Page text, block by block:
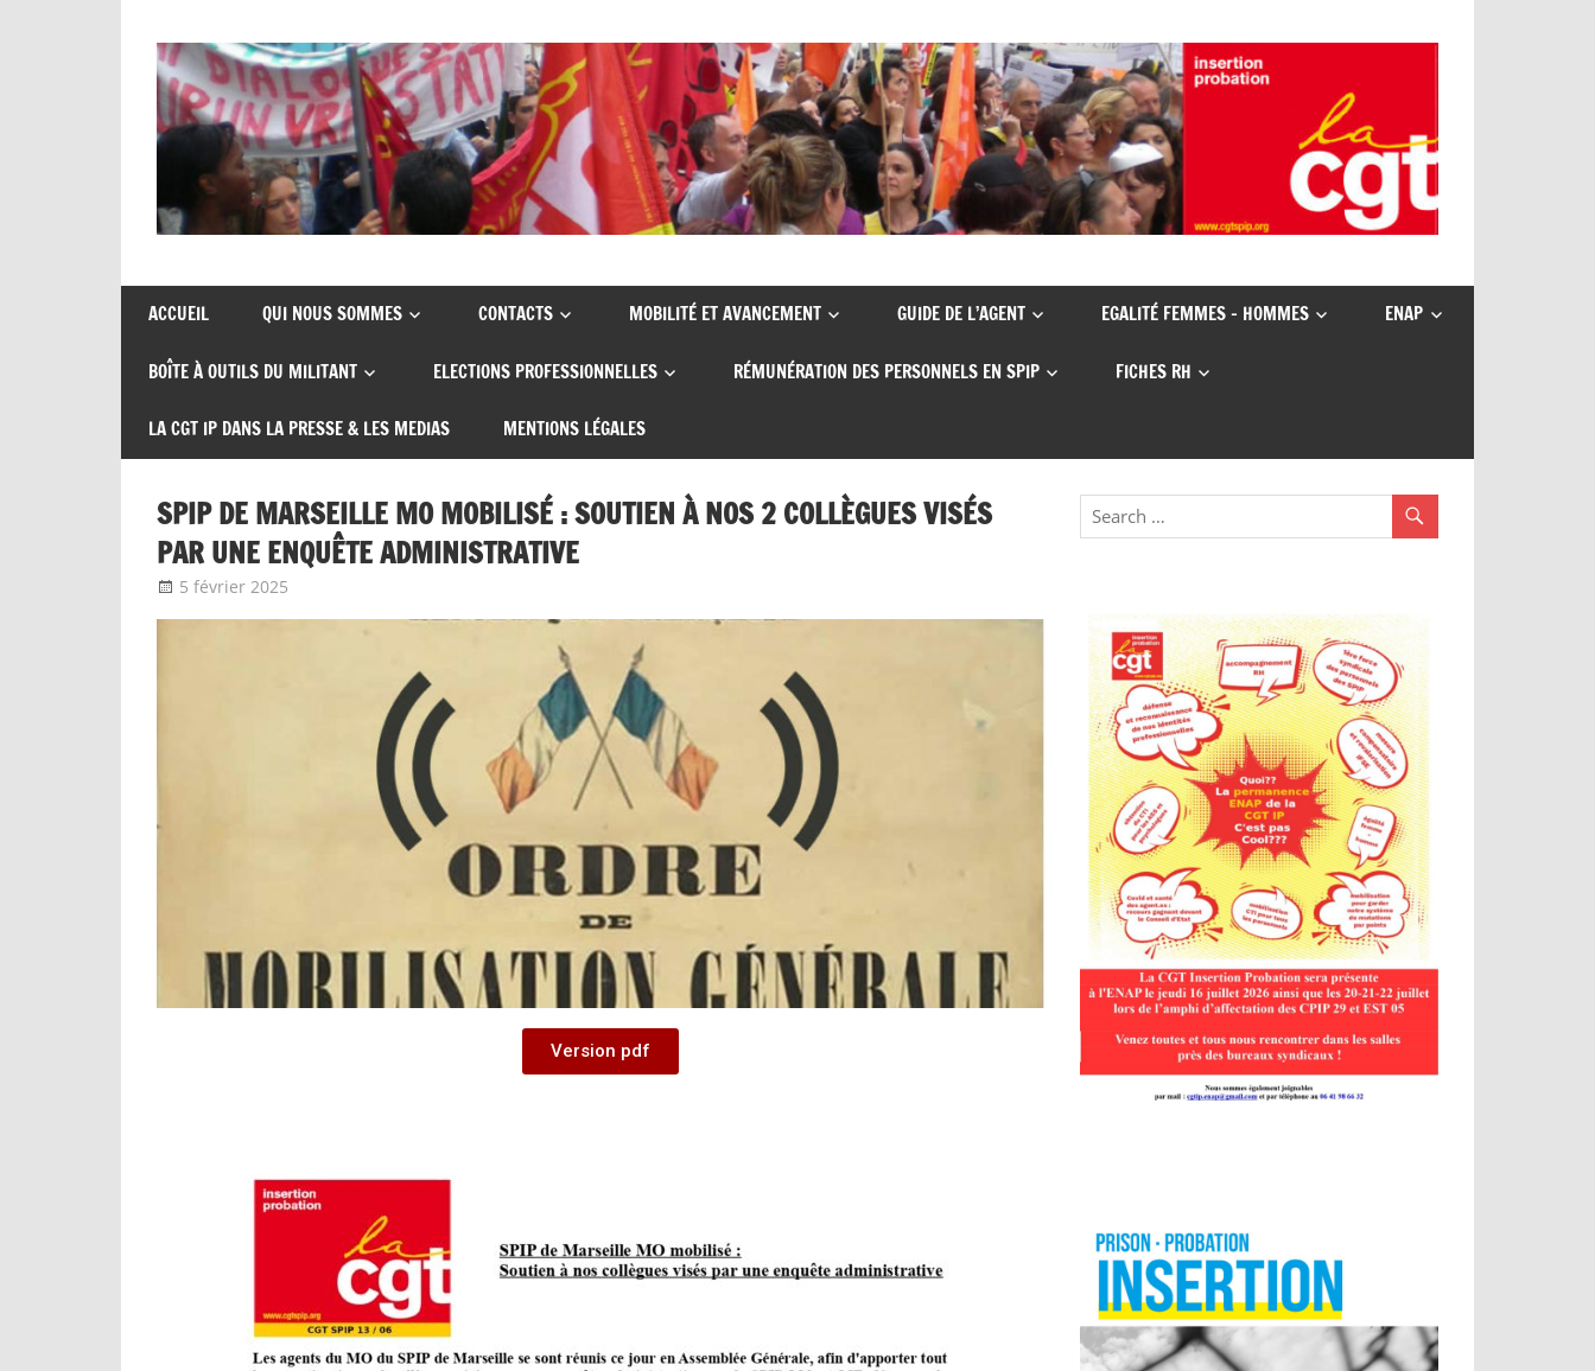
CGT
insertion
probation
de
syndicats
insertion
ACCUEIL QUI NOUS SOMMES CONTACTS MOBILITÉ ET AVANCEMENT GUIDE DE L’AGENT EGALITÉ FEMMES – HOMMES ENAP
BOÎTE À OUTILS DU MILITANT ELECTIONS PROFESSIONNELLES RÉMUNÉRATION DES PERSONNELS EN SPIP FICHES RH
LA CGT IP DANS LA PRESSE & LES MEDIAS MENTIONS LÉGALES
SPIP DE MARSEILLE MO MOBILISÉ : SOUTIEN À NOS 2 COLLÈGUES VISÉS
PAR UNE ENQUÊTE ADMINISTRATIVE
5 février 2025
Version pdf